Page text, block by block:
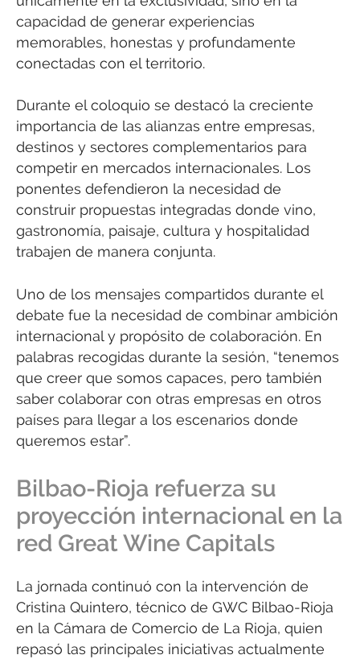
capacidad de generar experiencias
memorables, honestas y profundamente
conectadas con el territorio.
Durante el coloquio se destacó la creciente
importancia de las alianzas entre empresas,
destinos y sectores complementarios para
competir en mercados internacionales. Los
ponentes defendieron la necesidad de
construir propuestas integradas donde vino,
gastronomía, paisaje, cultura y hospitalidad
trabajen de manera conjunta.
Uno de los mensajes compartidos durante el
debate fue la necesidad de combinar ambición
internacional y propósito de colaboración. En
palabras recogidas durante la sesión, “tenemos
que creer que somos capaces, pero también
saber colaborar con otras empresas en otros
países para llegar a los escenarios donde
queremos estar”.
Bilbao-Rioja refuerza su
proyección internacional en la
red Great Wine Capitals
La jornada continuó con la intervención de
Cristina Quintero, técnico de GWC Bilbao-Rioja
en la Cámara de Comercio de La Rioja, quien
repasó las principales iniciativas actualmente